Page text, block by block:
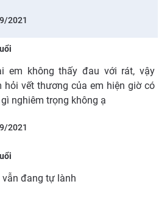
2021
em không thấy đau với rát, vậy
hỏi vết thương của em hiện giờ có
nghiêm trọng không ạ
2021
vẫn đang tự lành